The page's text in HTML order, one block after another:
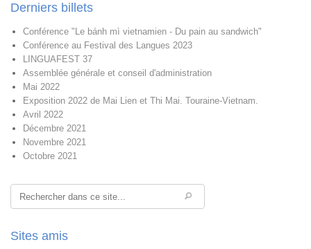
Derniers billets
Conférence "Le bánh mì vietnamien - Du pain au sandwich"
Conférence au Festival des Langues 2023
LINGUAFEST 37
Assemblée générale et conseil d'administration
Mai 2022
Exposition 2022 de Mai Lien et Thi Mai. Touraine-Vietnam.
Avril 2022
Décembre 2021
Novembre 2021
Octobre 2021
Rechercher
Sites amis